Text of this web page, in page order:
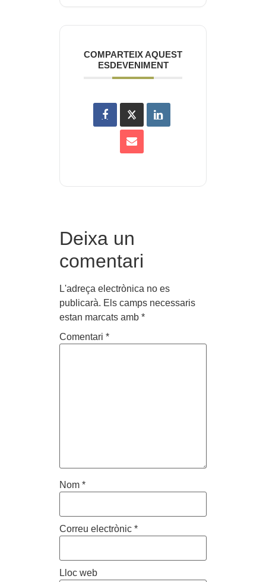
COMPARTEIX AQUEST
ESDEVENIMENT
Deixa un
comentari
L'adreça electrònica no es
publicarà. Els camps necessaris
estan marcats amb *
Comentari *
Nom *
Correu electrònic *
Lloc web